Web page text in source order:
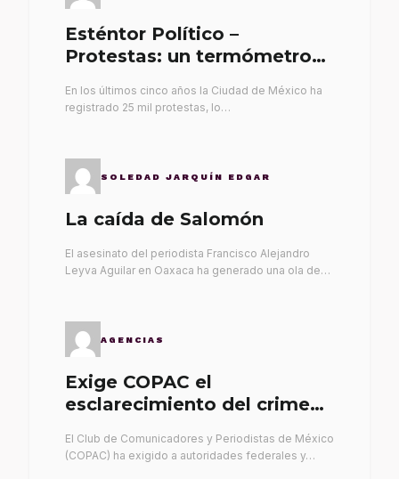
Esténtor Político –
Protestas: un termómetro
En los últimos cinco años la Ciudad de México ha
registrado 25 mil protestas, lo…
SOLEDAD JARQUÍN EDGAR
La caída de Salomón
El asesinato del periodista Francisco Alejandro
Leyva Aguilar en Oaxaca ha generado una ola de…
AGENCIAS
Exige COPAC el
esclarecimiento del crimen
El Club de Comunicadores y Periodistas de México
(COPAC) ha exigido a autoridades federales y…